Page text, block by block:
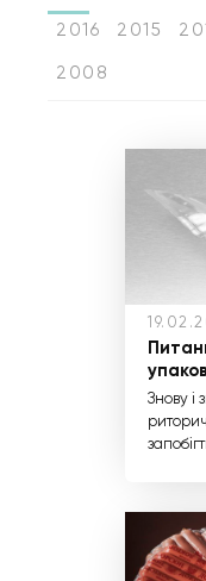
2016 2015
2008
Знову і
цього